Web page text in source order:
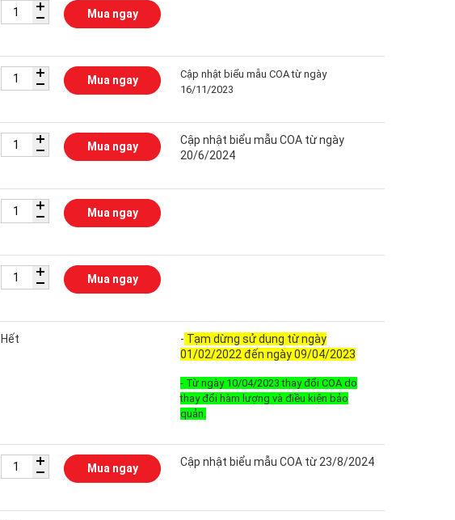
Mua ngay
Mua ngay
Cập nhật biểu mẫu COA từ ngày
16/11/2023
Mua ngay
Cập nhật biểu mẫu COA từ ngày
20/6/2024
Mua ngay
Mua ngay
Hết - Tạm dừng sử dụng từ ngày
01/02/2022 đến ngày 09/04/2023
- Từ ngày 10/04/2023 thay đổi COA do
thay đổi hàm lượng và điều kiện bảo
quản.
Mua ngay Cập nhật biểu mẫu COA từ 23/8/2024